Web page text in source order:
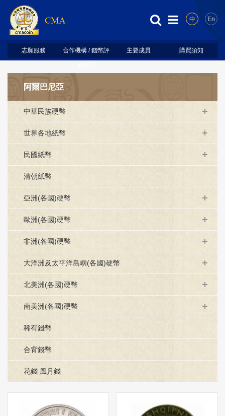
中 En
志願服務 合作機構 / 錢幣評 主要成員 購買須知
阿爾巴尼亞
中華民族硬幣
世界各地紙幣
民國紙幣
清朝紙幣
亞洲(各國)硬幣
歐洲(各國)硬幣
非洲(各國)硬幣
大洋洲及太平洋島嶼(各國)硬幣
北美洲(各國)硬幣
南美洲(各國)硬幣
稀有錢幣
合背錢幣
花錢 風月錢